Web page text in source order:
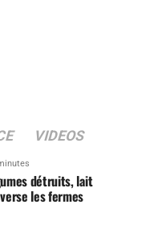
VIDEOS
détruits, lait
les fermes